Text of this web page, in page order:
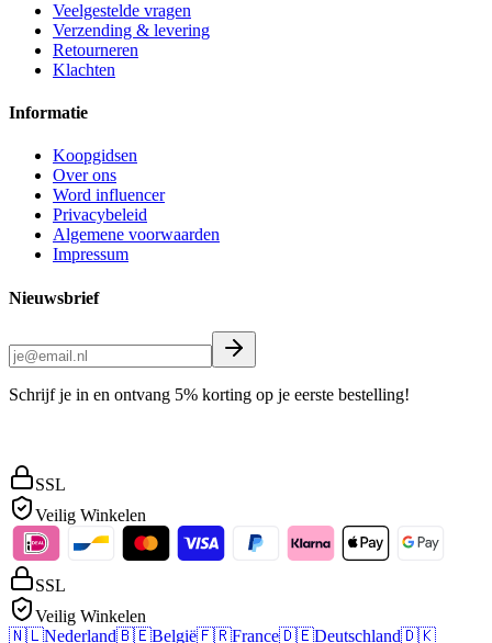
Veelgestelde vragen
Verzending & levering
Retourneren
Klachten
Informatie
Koopgidsen
Over ons
Word influencer
Privacybeleid
Algemene voorwaarden
Impressum
Nieuwsbrief
Schrijf je in en ontvang 5% korting op je eerste bestelling!
SSL
Veilig Winkelen
SSL
Veilig Winkelen
🇳🇱Nederland🇧🇪België🇫🇷France🇩🇪Deutschland🇩🇰